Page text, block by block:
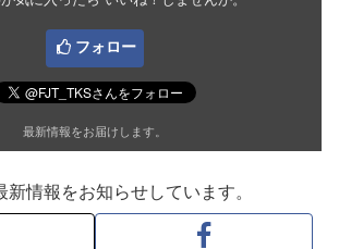
フォロー
最新情報をお届けします。
新情報をお知らせしています。